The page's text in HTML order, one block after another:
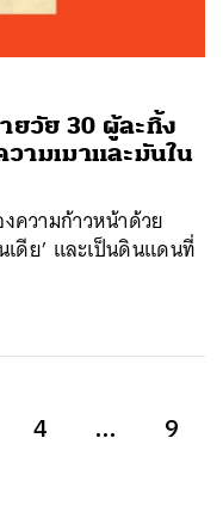
ยวัย 30 ผู้ละทิ้ง
ามเมาและมันใน
ความก้าวหน้าด้วย
ดีย’ และเป็นดินแดนที่
4 …
9